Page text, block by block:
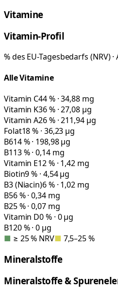
Vitamine
Vitamin-Profil
% des EU-Tagesbedarfs (NRV)
Alle Vitamine
Vitamin C44 % · 34,88 mg
Vitamin K36 % · 27,08 µg
Vitamin A26 % · 211,94 µg
Folat18 % · 36,23 µg
B614 % · 198,98 µg
B113 % · 0,14 mg
Vitamin E12 % · 1,42 mg
Biotin9 % · 4,54 µg
B3 (Niacin)6 % · 1,02 mg
B56 % · 0,34 mg
B25 % · 0,07 mg
Vitamin D0 % · 0 µg
B120 % · 0 µg
■ ≥ 25 % NRV■ 7,5–25 %
Mineralstoffe
Mineralstoffe &